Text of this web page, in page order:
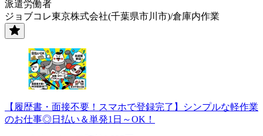
派遣労働者
ジョブコレ東京株式会社(千葉県市川市)/倉庫内作業
【履歴書・面接不要！スマホで登録完了】シンプルな軽作業
のお仕事◎日払い＆単発1日～OK！